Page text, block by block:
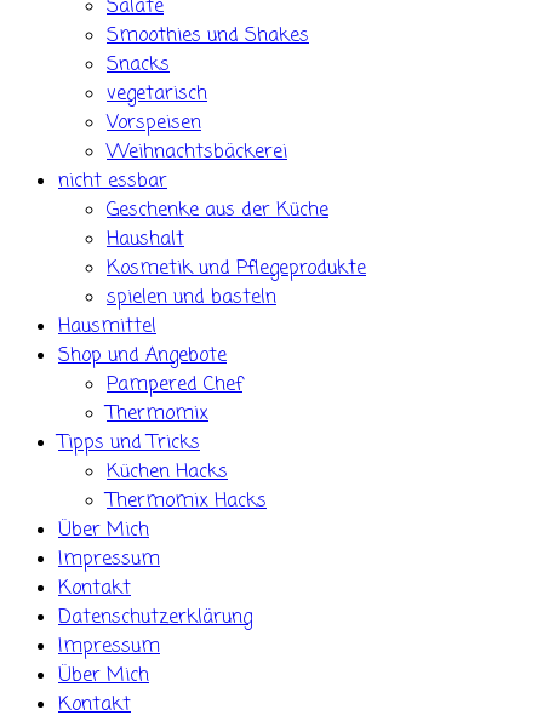
Salate
Smoothies und Shakes
Snacks
vegetarisch
Vorspeisen
Weihnachtsbäckerei
nicht essbar
Geschenke aus der Küche
Haushalt
Kosmetik und Pflegeprodukte
spielen und basteln
Hausmittel
Shop und Angebote
Pampered Chef
Thermomix
Tipps und Tricks
Küchen Hacks
Thermomix Hacks
Über Mich
Impressum
Kontakt
Datenschutzerklärung
Impressum
Über Mich
Kontakt